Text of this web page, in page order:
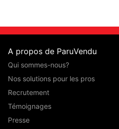
A propos de ParuVendu
Qui sommes-nous?
Nos solutions pour les pros
Recrutement
Témoignages
Presse